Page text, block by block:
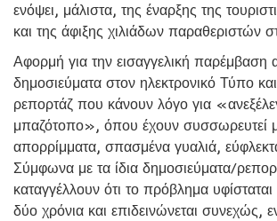
ενόψει, μάλιστα, της έναρξης της
και της άφιξης χιλιάδων παραθεριστών
Αφορμή για την εισαγγελική παρέμβαση
δημοσιεύματα στον ηλεκτρονικό Τύπο
ρεπορτάζ που κάνουν λόγο για
μπαζότοπο», όπου έχουν συσσωρευτεί
απορρίμματα, σπασμένα γυαλιά,
Σύμφωνα με τα ίδια δημοσιεύματα/
καταγγέλλουν ότι το πρόβλημα
δύο χρόνια και επιδεινώνεται συνεχώς,